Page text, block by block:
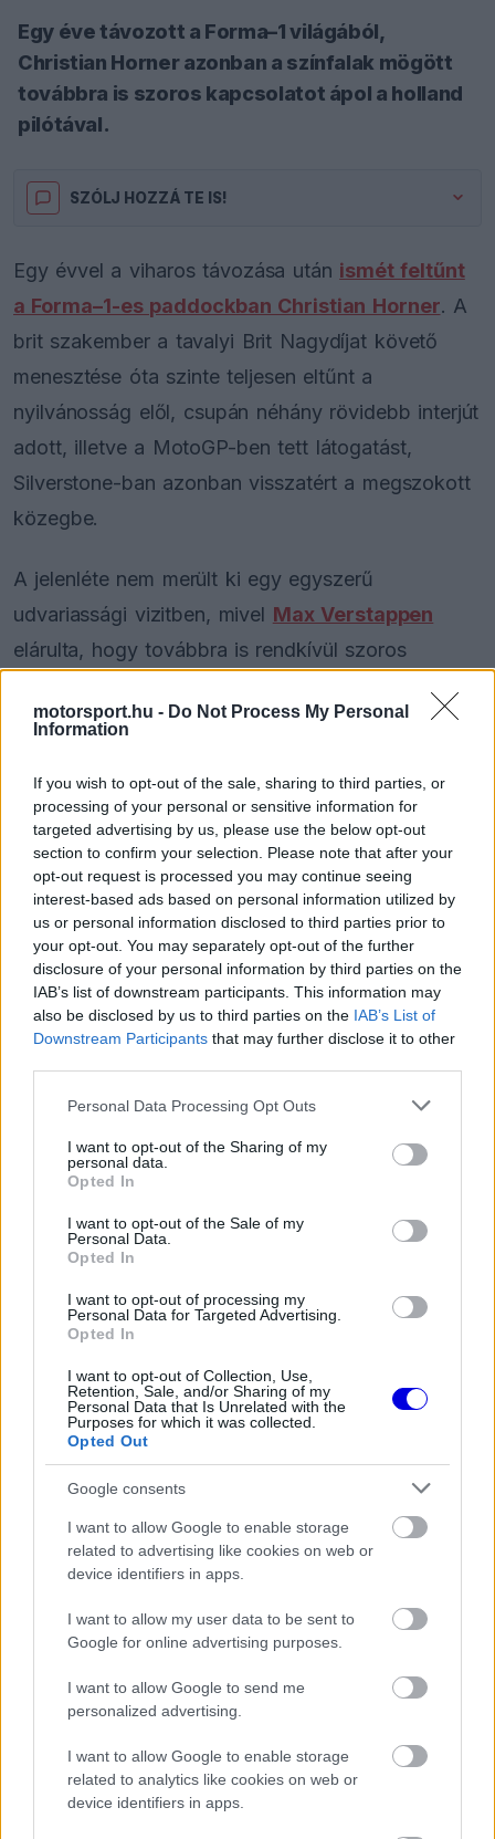
motorsport.hu - Do Not Process My Personal
Information
If you wish to opt-out of the sale, sharing to third parties, or
processing of your personal or sensitive information for
targeted advertising by us, please use the below opt-out
section to confirm your selection. Please note that after your
opt-out request is processed you may continue seeing
interest-based ads based on personal information utilized by
us or personal information disclosed to third parties prior to
your opt-out. You may separately opt-out of the further
disclosure of your personal information by third parties on the
IAB’s list of downstream participants. This information may
also be disclosed by us to third parties on the IAB’s List of
Downstream Participants that may further disclose it to other
Please note that this website/app uses one or more Google
not limited to your visit or usage behaviour. You may click to
grant or deny consent to Google and its third-party tags to
use your data for below specified purposes in below Google
consent section.
Personal Data Processing Opt Outs
I want to opt-out of the Sharing of my
personal data.
Opted In
I want to opt-out of the Sale of my
Personal Data.
Opted In
I want to opt-out of processing my
Personal Data for Targeted Advertising.
Opted In
I want to opt-out of Collection, Use,
Retention, Sale, and/or Sharing of my
Personal Data that Is Unrelated with the
Purposes for which it was collected.
Opted Out
Google consents
I want to allow Google to enable storage
related to advertising like cookies on web or
device identifiers in apps.
I want to allow my user data to be sent to
Google for online advertising purposes.
I want to allow Google to send me
personalized advertising.
I want to allow Google to enable storage
related to analytics like cookies on web or
device identifiers in apps.
Egy éve távozott a Forma–1 világából,
Christian Horner azonban a színfalak mögött
továbbra is szoros kapcsolatot ápol a holland
pilótával.
SZÓLJ HOZZÁ TE IS!
Egy évvel a viharos távozása után ismét feltűnt
a Forma–1-es paddockban Christian Horner. A
brit szakember a tavalyi Brit Nagydíjat követő
menesztése óta szinte teljesen eltűnt a
nyilvánosság elől, csupán néhány rövidebb interjút
adott, illetve a MotoGP-ben tett látogatást,
Silverstone-ban azonban visszatért a megszokott
közegbe.
A jelenléte nem merült ki egy egyszerű
udvariassági vizitben, mivel Max Verstappen
elárulta, hogy továbbra is rendkívül szoros
úgy fogalmazott, hogy a háttérben folyamatos a
Video
Player
loading.
This
is
a
modal
window.
The media could not be loaded, either because
the server or network failed or because the format
is not supported.
„Szinte minden héten beszélünk Christiannal.
Láttam a kamerákon keresztül, hogy a
paddockban sétál, de őszintén szólva a nagy
rohanásban senkivel sem volt időm találkozni” –
mondta aRed Bull
EZEKET IS AJÁNLJUK
FORMA-1
A Honda egészen a téli tesztekig
azt hitte, hogy minden rendben
FORMA-1
Kikerekedett szemekkel hallgatta
Toto Wolff ajánlatát Antonelli
Hiába a hatalmas fejlesztési ugrás,
óriási a baj az Aston Martinnál
Bár a hivatalos programok miatt napközben